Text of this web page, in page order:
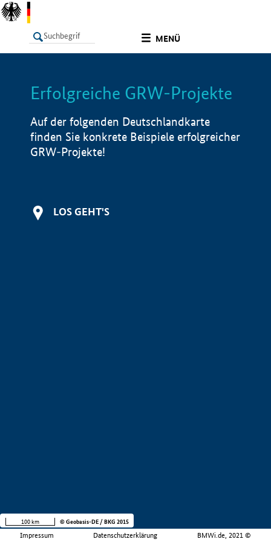
MENÜ
LISTE Info
Erfolgreiche GRW-Projekte
Auf der folgenden Deutschlandkarte
finden Sie konkrete Beispiele erfolgreicher
GRW-Projekte!
LOS GEHT'S
Impressum Datenschutzerklärung BMWi.de, 2021 ©
100 km © Geobasis-DE / BKG 2015